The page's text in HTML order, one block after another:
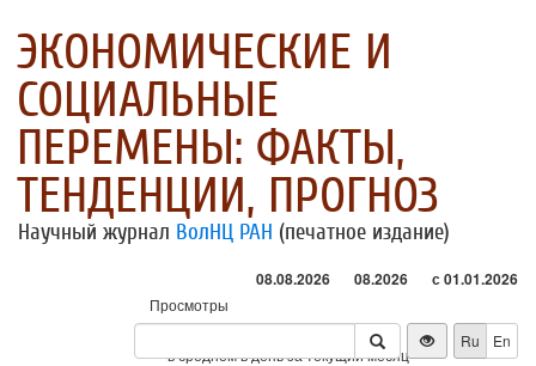
ЭКОНОМИЧЕСКИЕ И
СОЦИАЛЬНЫЕ
ПЕРЕМЕНЫ: ФАКТЫ,
ТЕНДЕНЦИИ, ПРОГНОЗ
Научный журнал ВолНЦ РАН (печатное издание)
08.08.2026 08.2026 с 01.01.2026
Просмотры
Посетители
* - в среднем в день за текущий месяц
Ru En